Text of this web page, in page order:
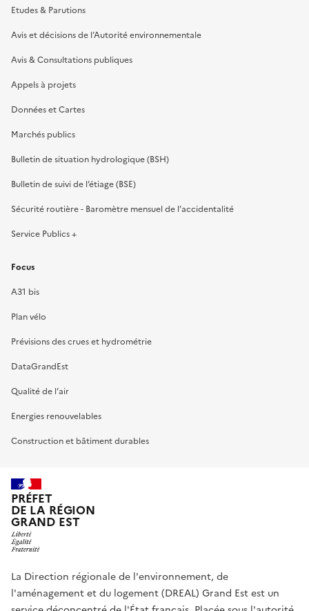
Etudes & Parutions
Avis et décisions de l’Autorité environnementale
Avis & Consultations publiques
Appels à projets
Données et Cartes
Marchés publics
Bulletin de situation hydrologique (BSH)
Bulletin de suivi de l’étiage (BSE)
Sécurité routière - Baromètre mensuel de l’accidentalité
Service Publics +
Focus
A31 bis
Plan vélo
Prévisions des crues et hydrométrie
DataGrandEst
Qualité de l’air
Energies renouvelables
Construction et bâtiment durables
PRÉFET
DE LA RÉGION
GRAND EST
La Direction régionale de l'environnement, de
l'aménagement et du logement (DREAL) Grand Est est un